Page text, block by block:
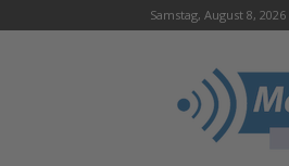
Samstag, August 8, 2026